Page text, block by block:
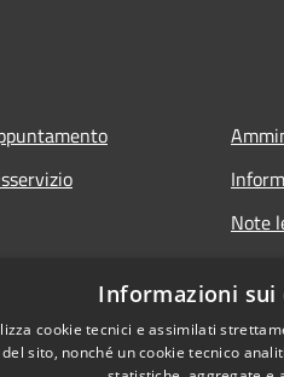
Note
Informazioni sui
cookie tecnici e assimilati
sito, nonché un cookie tecnico